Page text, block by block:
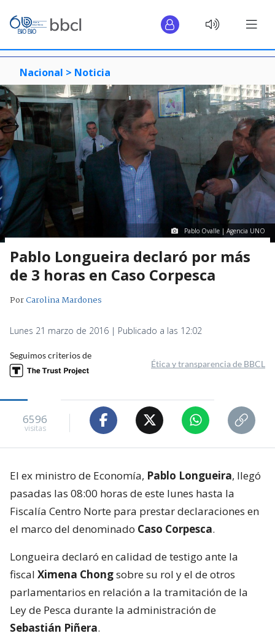
Nacional > Noticia
Pablo Ovalle | Agencia UNO
Pablo Longueira declaró por más
de 3 horas en Caso Corpesca
PorCarolina Mardones
Lunes 21 marzo de 2016 | Publicado a las 12:02
Seguimos criterios de
Ética y transparencia de BBCL
6596
visitas
El ex ministro de Economía, Pablo Longueira, llegó
pasadas las 08:00 horas de este lunes hasta la
Fiscalía Centro Norte para prestar declaraciones en
el marco del denominado Caso Corpesca.
Longueira declaró en calidad de testigo ante la
fiscal Ximena Chongsobre su rol y el de otros
parlamentarios en relación a la tramitación de la
Ley de Pesca durante la administración de
Sebastián Piñera.